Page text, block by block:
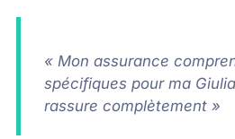
« Mon assurance
spécifiques pour ma
rassure complètement »